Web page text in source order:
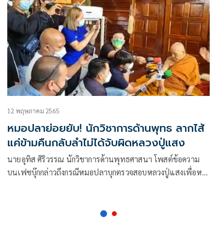
พฤติกรรม
12 พฤษภาคม 2565
หมอปลาย่อยยับ! นักวิชาการด้านพุทธ ลากไส้
แค่ข้ามคืนกลับลำไม่ได้จับผิดหลวงปู่แสง
นายอุทิส ศิริวรรณ นักวิชาการด้านพุทธศาสนา โพสต์ข้อความ
บนเฟซบุ๊กกล่าวถึงกรณีหมอปลาบุกตรวจสอบหลวงปู่แสงเพื่อหวัง